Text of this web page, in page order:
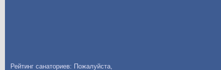
Рейтинг санаториев: Пожалуйста,